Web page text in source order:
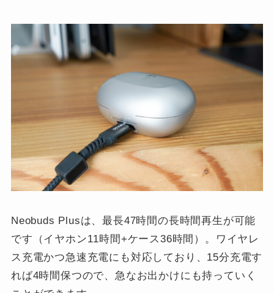
Neobuds Plusは、最長47時間の長時間再生が可能
です（イヤホン11時間+ケース36時間）。ワイヤレ
ス充電かつ急速充電にも対応しており、15分充電す
れば4時間保つので、急なお出かけにも持っていく